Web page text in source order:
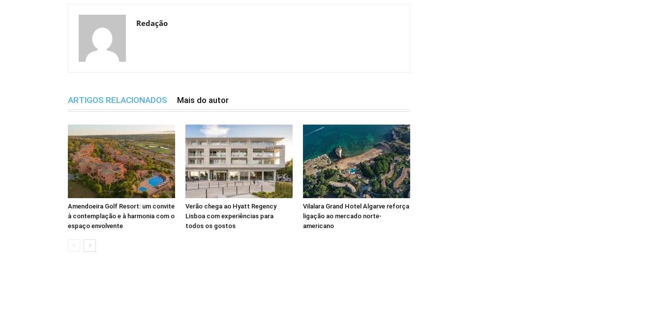
Redação
ARTIGOS RELACIONADOS Mais do autor
Amendoeira Golf Resort: um convite
à contemplação e à harmonia com o
espaço envolvente
Verão chega ao Hyatt Regency
Lisboa com experiências para
todos os gostos
Vilalara Grand Hotel Algarve reforça
ligação ao mercado norte-
americano